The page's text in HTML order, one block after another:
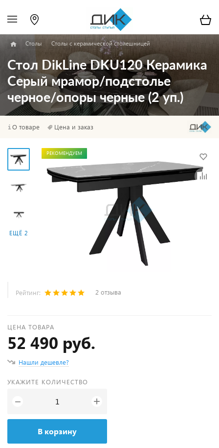
Столы Столы с керамической столешницей
Стол DikLine DKU120 Керамика
Серый мрамор/подстолье
черное/опоры черные (2 уп.)
О товаре Цена и заказ
ЕЩЁ 2
РЕКОМЕНДУЕМ
Рейтинг: 2 отзыва
ЦЕНА ТОВАРА
52 490 руб.
Нашли дешевле?
УКАЖИТЕ КОЛИЧЕСТВО
− +
В корзину